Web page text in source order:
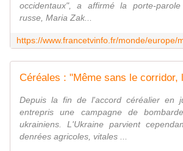
occidentaux", a affirmé la porte-
russe, Maria Zak...
Depuis la fin de l'accord céréalier en
entrepris une campagne de
ukrainiens. L'Ukraine parvient
denrées agricoles, vitales ...